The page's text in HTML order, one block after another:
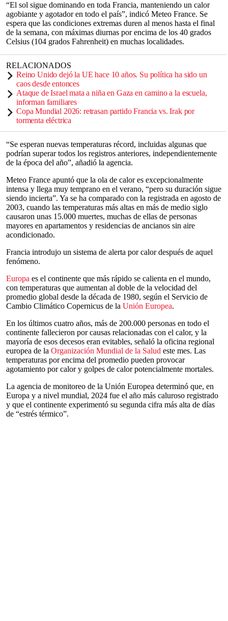
“El sol sigue dominando en toda Francia, manteniendo un calor
agobiante y agotador en todo el país”, indicó Meteo France. Se
espera que las condiciones extremas duren al menos hasta el final
de la semana, con máximas diurnas por encima de los 40 grados
Celsius (104 grados Fahrenheit) en muchas localidades.
RELACIONADOS
Reino Unido dejó la UE hace 10 años. Su política ha sido un
caos desde entonces
Ataque de Israel mata a niña en Gaza en camino a la escuela,
informan familiares
Copa Mundial 2026: retrasan partido Francia vs. Irak por
tormenta eléctrica
“Se esperan nuevas temperaturas récord, incluidas algunas que
podrían superar todos los registros anteriores, independientemente
de la época del año”, añadió la agencia.
Meteo France apuntó que la ola de calor es excepcionalmente
intensa y llega muy temprano en el verano, “pero su duración sigue
siendo incierta”. Ya se ha comparado con la registrada en agosto de
2003, cuando las temperaturas más altas en más de medio siglo
causaron unas 15.000 muertes, muchas de ellas de personas
mayores en apartamentos y residencias de ancianos sin aire
acondicionado.
Francia introdujo un sistema de alerta por calor después de aquel
fenómeno.
Europa es el continente que más rápido se calienta en el mundo,
con temperaturas que aumentan al doble de la velocidad del
promedio global desde la década de 1980, según el Servicio de
Cambio Climático Copernicus de la Unión Europea.
En los últimos cuatro años, más de 200.000 personas en todo el
continente fallecieron por causas relacionadas con el calor, y la
mayoría de esos decesos eran evitables, señaló la oficina regional
europea de la Organización Mundial de la Salud este mes. Las
temperaturas por encima del promedio pueden provocar
agotamiento por calor y golpes de calor potencialmente mortales.
La agencia de monitoreo de la Unión Europea determinó que, en
Europa y a nivel mundial, 2024 fue el año más caluroso registrado
y que el continente experimentó su segunda cifra más alta de días
de “estrés térmico”.